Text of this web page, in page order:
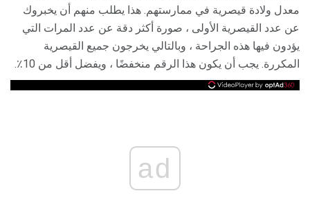
معدل ولادة قيصرية في ممارستهم. هذا يطلب منهم أن يخبروك
عن عدد القيصرية الأولى ، صورة أكثر دقة عن عدد المرات التي
يؤدون فيها هذه الجراحة ، وبالتالي يخرجون جميع القيصرية
المكررة. يجب أن يكون هذا الرقم منخفضًا ، ويفضل أقل من 10٪.
ad